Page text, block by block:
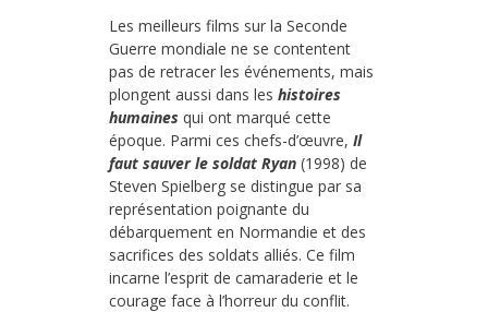
Les meilleurs films sur la Seconde
Guerre mondiale ne se contentent
pas de retracer les événements, mais
plongent aussi dans les histoires
humaines qui ont marqué cette
époque. Parmi ces chefs-d’œuvre, Il
faut sauver le soldat Ryan (1998) de
Steven Spielberg se distingue par sa
représentation poignante du
débarquement en Normandie et des
sacrifices des soldats alliés. Ce film
incarne l’esprit de camaraderie et le
courage face à l’horreur du conflit.